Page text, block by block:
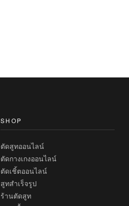
SHOP
ตัดสูทออนไลน์
ตัดกางเกงออนไลน์
ตัดเชิ้ตออนไลน์
สูทสำเร็จรูป
ร้านตัดสูท